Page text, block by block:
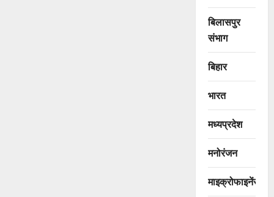
बिलासपुर
संभाग
बिहार
भारत
मध्यप्रदेश
मनोरंजन
माइक्रोफाइनेंस